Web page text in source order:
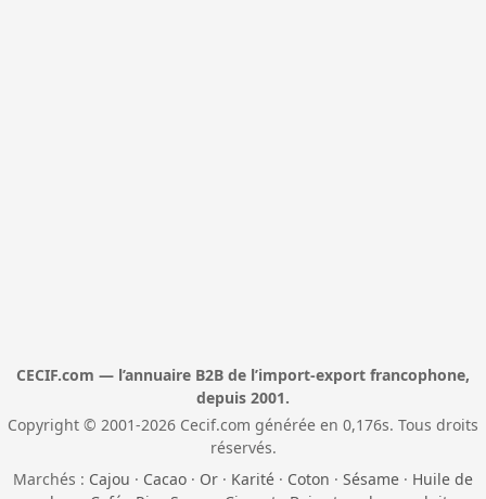
CECIF.com — l’annuaire B2B de l’import-export francophone,
depuis 2001.
Copyright © 2001-2026 Cecif.com générée en 0,176s. Tous droits
réservés.
Marchés : Cajou · Cacao · Or · Karité · Coton · Sésame · Huile de